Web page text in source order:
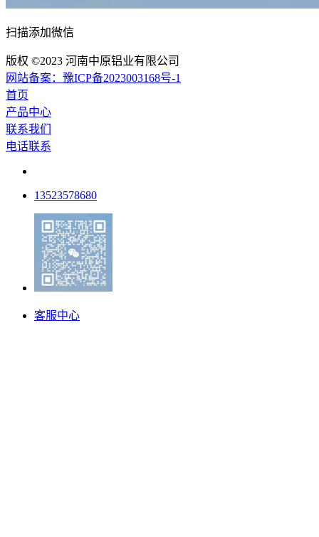
扫描添加微信
版权 ©2023 河南中原铝业有限公司
网站备案：豫ICP备2023003168号-1
首页
产品中心
联系我们
电话联系
13523578680
客服中心